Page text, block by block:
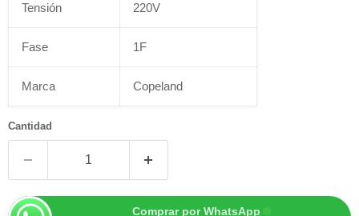
Tensión 220V
Fase 1F
Marca Copeland
Cantidad
Comprar por WhatsApp